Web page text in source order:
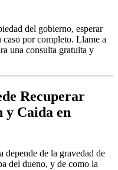
del gobierno, esperar
caso por completo. Llame a
una consulta gratuita y
Recuperar
y Caida en
depende de la gravedad de
del dueno, y de como la